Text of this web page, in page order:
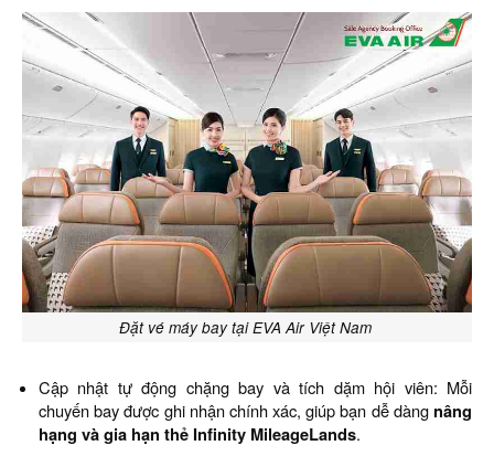
Đặt vé máy bay tại EVA Air Việt Nam
Cập nhật tự động chặng bay và tích dặm hội viên: Mỗi
chuyến bay được ghi nhận chính xác, giúp bạn dễ dàng nâng
hạng và gia hạn thẻ Infinity MileageLands.